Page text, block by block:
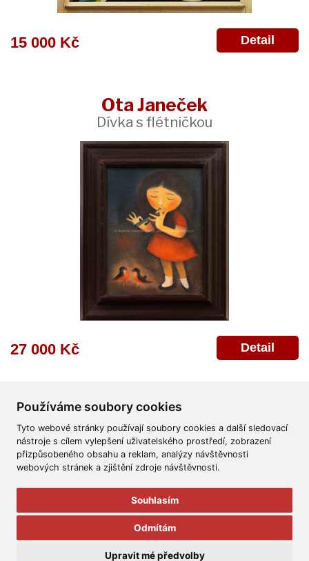
Používáme soubory cookies
Tyto webové stránky používají soubory cookies a další sledovací
nástroje s cílem vylepšení uživatelského prostředí, zobrazení
přizpůsobeného obsahu a reklam, analýzy návštěvnosti
webových stránek a zjištění zdroje návštěvnosti.
Souhlasím
Odmítám
Upravit mé předvolby
15 000 Kč Detail
Ota Janeček
Dívka s flétničkou
27 000 Kč Detail
Všeobecné obchodní podmínky Reklamační řád
Ochrana osobních údajů
Všechna práva vyhrazena.